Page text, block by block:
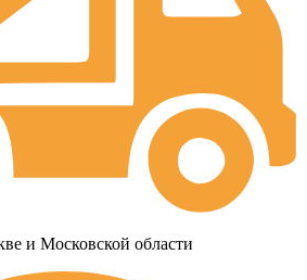
и Московской области